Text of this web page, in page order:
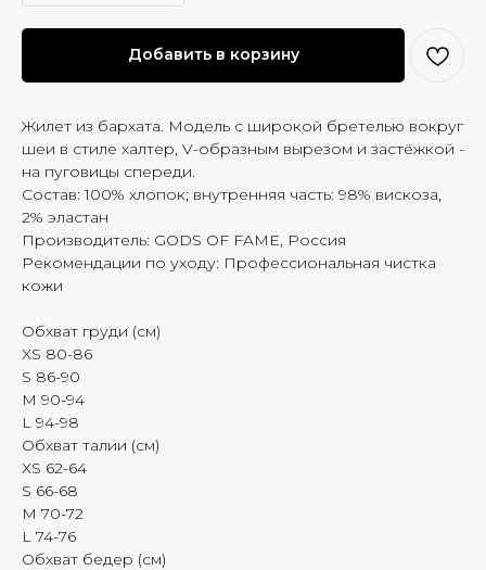
Добавить в корзину
Жилет из бархата. Модель с широкой бретелью вокруг
шеи в стиле халтер, V-образным вырезом и застёжкой -
на пуговицы спереди.
Состав: 100% хлопок; внутренняя часть: 98% вискоза,
2% эластан
Производитель: GODS OF FAME, Россия
Рекомендации по уходу: Профессиональная чистка
кожи
Обхват груди (см)
XS 80-86
S 86-90
M 90-94
L 94-98
Обхват талии (см)
XS 62-64
S 66-68
M 70-72
L 74-76
Обхват бедер (см)